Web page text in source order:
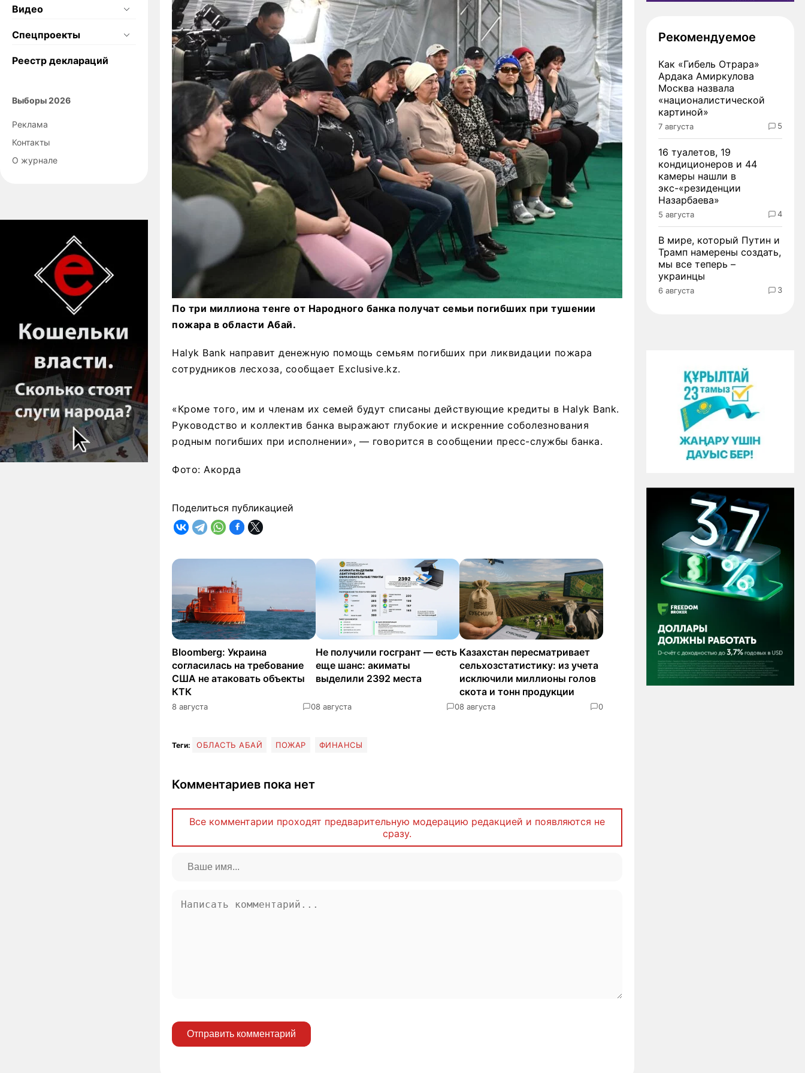
Видео
Спецпроекты
Реестр деклараций
Выборы 2026
Реклама
Контакты
О журнале
По три миллиона тенге от Народного банка получат семьи погибших при тушении
пожара в области Абай.
Halyk Bank направит денежную помощь семьям погибших при ликвидации пожара
сотрудников лесхоза, сообщает Exclusive.kz.
«Кроме того, им и членам их семей будут списаны действующие кредиты в Halyk Bank.
Руководство и коллектив банка выражают глубокие и искренние соболезнования
родным погибших при исполнении», — говорится в сообщении пресс-службы банка.
Фото: Акорда
Поделиться публикацией
Bloomberg: Украина
согласилась на требование
США не атаковать объекты
КТК
8 августа 0
Не получили госгрант — есть
еще шанс: акиматы
выделили 2392 места
8 августа 0
Казахстан пересматривает
сельхозстатистику: из учета
исключили миллионы голов
скота и тонн продукции
8 августа 0
Теги: ОБЛАСТЬ АБАЙ ПОЖАР ФИНАНСЫ
Комментариев пока нет
Все комментарии проходят предварительную модерацию редакцией и появляются не
сразу.
Отправить комментарий
Рекомендуемое
Как «Гибель Отрара»
Ардака Амиркулова
Москва назвала
«националистической
картиной»
7 августа 5
16 туалетов, 19
кондиционеров и 44
камеры нашли в
экс-«резиденции
Назарбаева»
5 августа 4
В мире, который Путин и
Трамп намерены создать,
мы все теперь –
украинцы
6 августа 3